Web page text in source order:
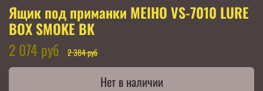
Ящик под приманки MEIHO VS-7010 LURE
BOX SMOKE BK
2 074 руб
2 384 руб
Нет в наличии